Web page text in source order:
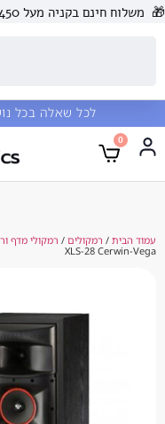
בקניה מעל 450 ₪
שאלה בכל נושא חייגו
/רמקולי מדף ורצפה/רמקולים
XLS-